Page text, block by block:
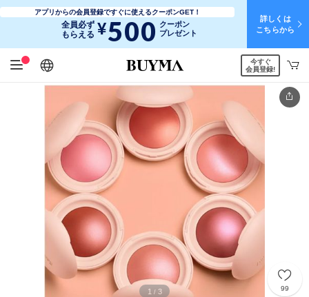
アプリからの会員登録ですぐに使えるクーポンGET！
全員必ず
もらえる ¥500 クーポン
プレゼント
詳しくは
こちらから
日本語
English
简体中文
繁體中文
今すぐ
会員登録!
1 / 3 99